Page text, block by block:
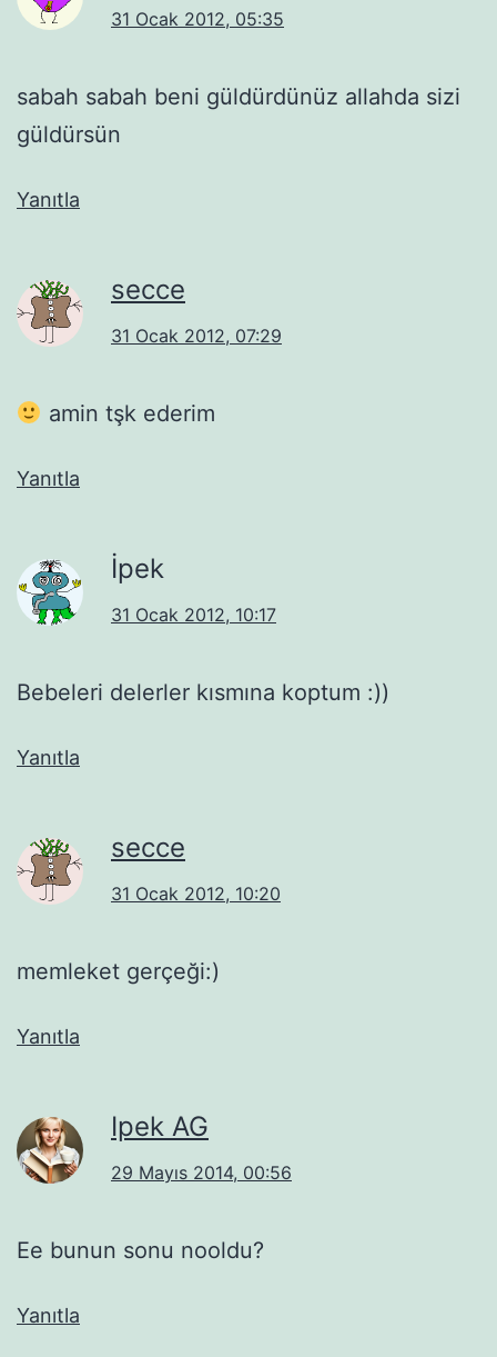
31 Ocak 2012, 05:35
sabah sabah beni güldürdünüz allahda sizi
güldürsün
Yanıtla
secce
31 Ocak 2012, 07:29
amin tşk ederim
Yanıtla
İpek
31 Ocak 2012, 10:17
Bebeleri delerler kısmına koptum :))
Yanıtla
secce
31 Ocak 2012, 10:20
memleket gerçeği:)
Yanıtla
Ipek AG
29 Mayıs 2014, 00:56
Ee bunun sonu nooldu?
Yanıtla